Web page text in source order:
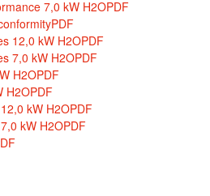
7,0 kW H2OPDF
PDF
12,0 kW H2OPDF
7,0 kW H2OPDF
H2OPDF
H2OPDF
kW H2OPDF
kW H2OPDF